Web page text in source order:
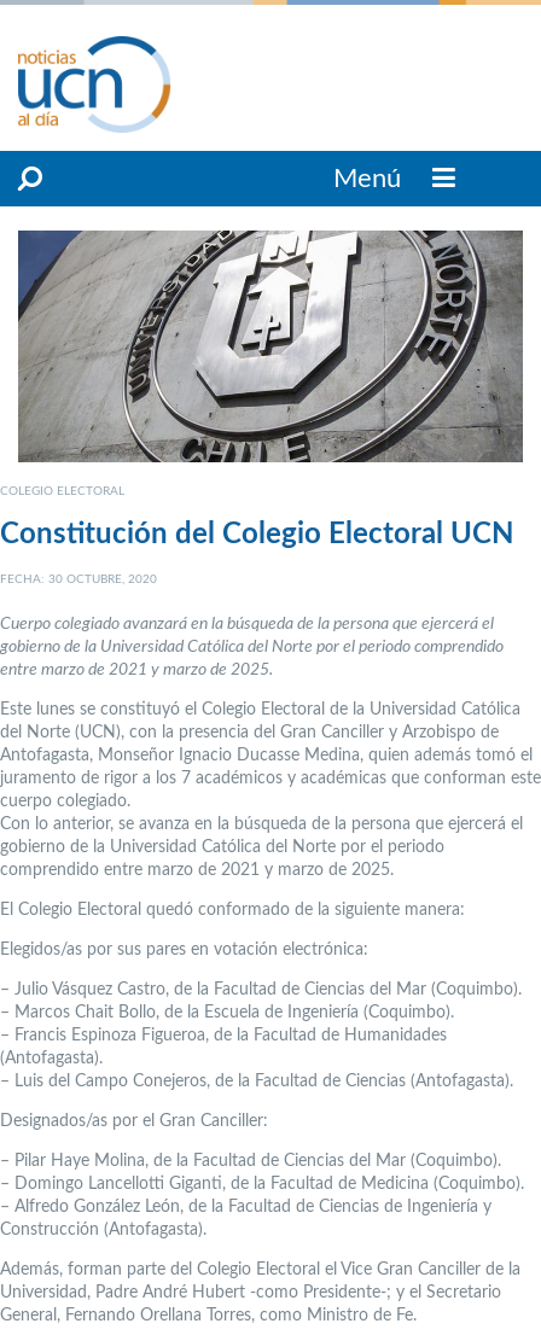
Menú
COLEGIO ELECTORAL
Constitución del Colegio Electoral UCN
FECHA: 30 OCTUBRE, 2020
Cuerpo colegiado avanzará en la búsqueda de la persona que ejercerá el
gobierno de la Universidad Católica del Norte por el periodo comprendido
entre marzo de 2021 y marzo de 2025.
Este lunes se constituyó el Colegio Electoral de la Universidad Católica
del Norte (UCN), con la presencia del Gran Canciller y Arzobispo de
Antofagasta, Monseñor Ignacio Ducasse Medina, quien además tomó el
juramento de rigor a los 7 académicos y académicas que conforman este
cuerpo colegiado.
Con lo anterior, se avanza en la búsqueda de la persona que ejercerá el
gobierno de la Universidad Católica del Norte por el periodo
comprendido entre marzo de 2021 y marzo de 2025.
El Colegio Electoral quedó conformado de la siguiente manera:
Elegidos/as por sus pares en votación electrónica:
– Julio Vásquez Castro, de la Facultad de Ciencias del Mar (Coquimbo).
– Marcos Chait Bollo, de la Escuela de Ingeniería (Coquimbo).
– Francis Espinoza Figueroa, de la Facultad de Humanidades
(Antofagasta).
– Luis del Campo Conejeros, de la Facultad de Ciencias (Antofagasta).
Designados/as por el Gran Canciller:
– Pilar Haye Molina, de la Facultad de Ciencias del Mar (Coquimbo).
– Domingo Lancellotti Giganti, de la Facultad de Medicina (Coquimbo).
– Alfredo González León, de la Facultad de Ciencias de Ingeniería y
Construcción (Antofagasta).
Además, forman parte del Colegio Electoral el Vice Gran Canciller de la
Universidad, Padre André Hubert -como Presidente-; y el Secretario
General, Fernando Orellana Torres, como Ministro de Fe.